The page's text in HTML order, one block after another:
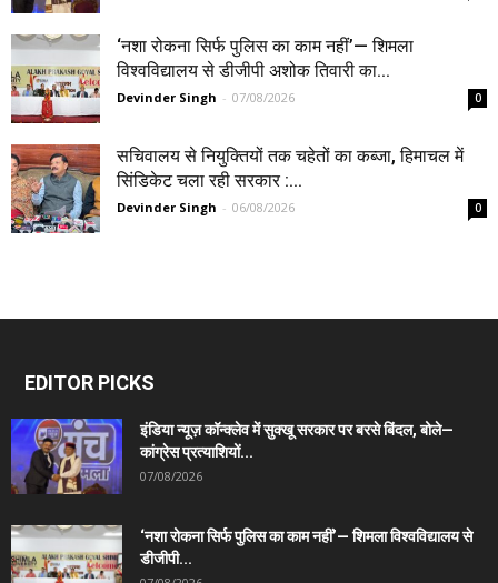
‘नशा रोकना सिर्फ पुलिस का काम नहीं’— शिमला
विश्वविद्यालय से डीजीपी अशोक तिवारी का...
Devinder Singh - 07/08/2026 0
सचिवालय से नियुक्तियों तक चहेतों का कब्जा, हिमाचल में
सिंडिकेट चला रही सरकार :...
Devinder Singh - 06/08/2026 0
EDITOR PICKS
इंडिया न्यूज़ कॉन्क्लेव में सुक्खू सरकार पर बरसे बिंदल, बोले—
कांग्रेस प्रत्याशियों...
07/08/2026
‘नशा रोकना सिर्फ पुलिस का काम नहीं’— शिमला विश्वविद्यालय से
डीजीपी...